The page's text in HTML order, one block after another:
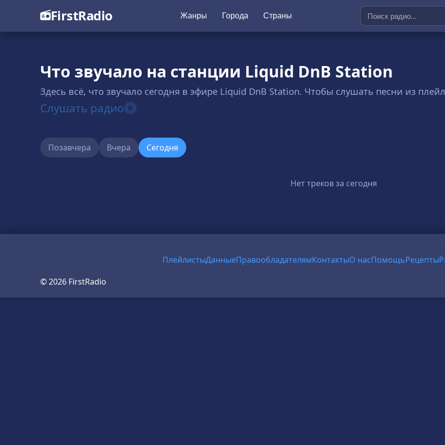
FirstRadio Жанры Города Страны
Что звучало на станции Liquid DnB Station
Здесь всё, что звучало сегодня в эфире Liquid DnB Station. Чтобы слушать песни из
Слушать радио
Позавчера Вчера Сегодня
Нет треков за сегодня
ПлейлистыДанныеПравообладателямКонтактыО насПомощьРецепты
© 2026 FirstRadio